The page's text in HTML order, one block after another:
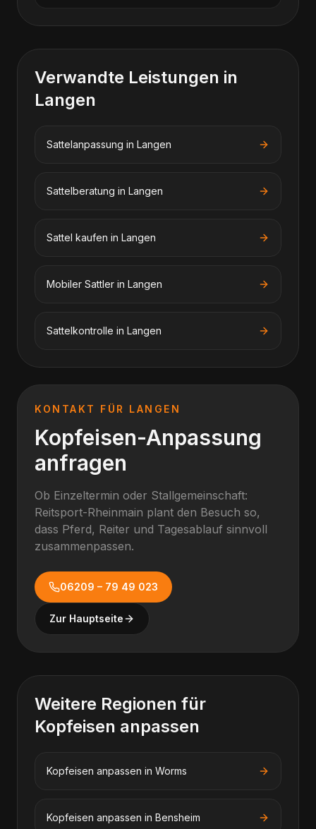
Verwandte Leistungen in
Langen
Sattelanpassung in Langen
Sattelberatung in Langen
Sattel kaufen in Langen
Mobiler Sattler in Langen
Sattelkontrolle in Langen
KONTAKT FÜR LANGEN
Kopfeisen-Anpassung
anfragen
Ob Einzeltermin oder Stallgemeinschaft:
Reitsport-Rheinmain plant den Besuch so,
dass Pferd, Reiter und Tagesablauf sinnvoll
zusammenpassen.
06209 – 79 49 023
Zur Hauptseite
Weitere Regionen für
Kopfeisen anpassen
Kopfeisen anpassen in Worms
Kopfeisen anpassen in Bensheim